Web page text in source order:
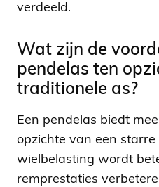
verdeeld.
Wat zijn de
pendelas ten
traditionele as?
Een pendelas biedt
opzichte van een starre
wielbelasting wordt
remprestaties